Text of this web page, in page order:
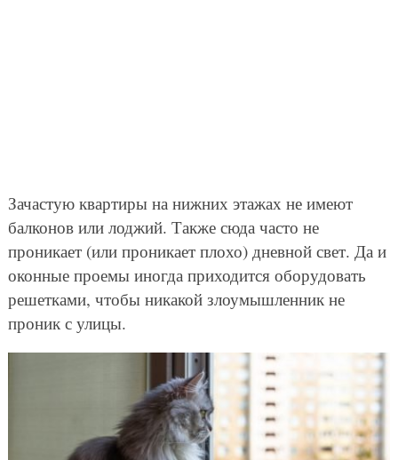
Зачастую квартиры на нижних этажах не имеют
балконов или лоджий. Также сюда часто не
проникает (или проникает плохо) дневной свет. Да и
оконные проемы иногда приходится оборудовать
решетками, чтобы никакой злоумышленник не
проник с улицы.